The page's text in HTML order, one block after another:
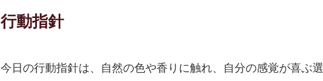
行動指針
今日の行動指針は、自然の色や香りに触れ、自分の感覚が喜ぶ